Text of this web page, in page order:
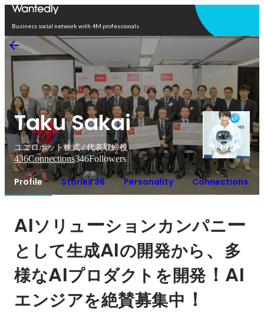
Business social network with 4M professionals
Taku Sakai
ユニロボット株式 / 代表取締役
436Connections346Followers
Profile Stories 36 Personality Connections
AIソリューションカンパニー
として生成AIの開発から 、 多
様なAIプロダクトを開発！AI
エンジアを絶賛募集中 ！